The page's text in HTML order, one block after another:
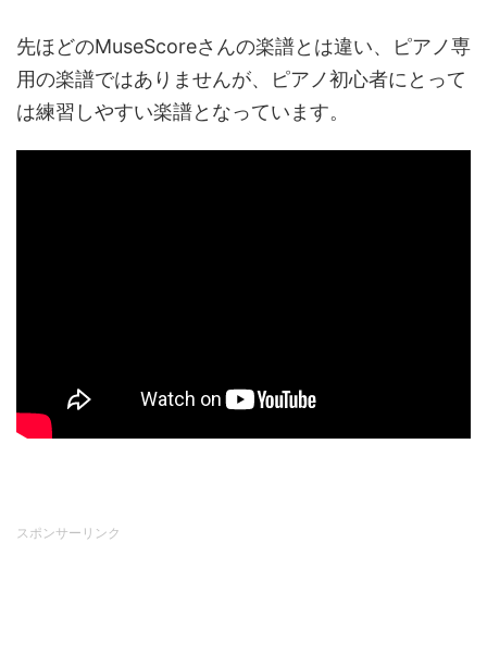
先ほどのMuseScoreさんの楽譜とは違い、ピアノ専
用の楽譜ではありませんが、ピアノ初心者にとって
は練習しやすい楽譜となっています。
スポンサーリンク